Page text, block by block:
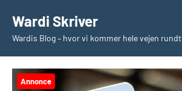
indhold
Wardi Skriver
Wardis Blog – hvor vi kommer hele vejen rundt
Annonce